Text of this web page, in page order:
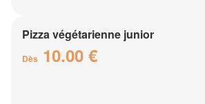
Pizza végétarienne junior
Dès 10.00 €